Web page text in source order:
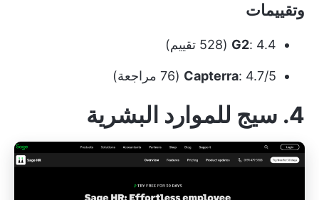
وتقييمات
G2: 4.4 (528 تقييم)
Capterra: 4.7/5 (76 مراجعة)
4. سيج للموارد البشرية